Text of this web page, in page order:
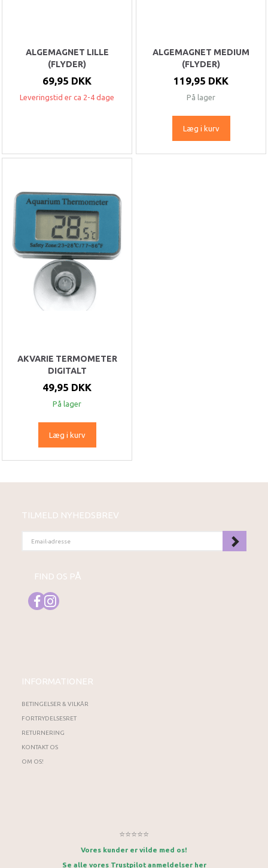
ALGEMAGNET LILLE
(FLYDER)
69,95 DKK
Leveringstid er ca 2-4 dage
ALGEMAGNET MEDIUM
(FLYDER)
119,95 DKK
På lager
Læg i kurv
AKVARIE TERMOMETER
DIGITALT
49,95 DKK
På lager
Læg i kurv
TILMELD NYHEDSBREV
ADRESSE
FIND OS PÅ
INFORMATIONER
BETINGELSER & VILKÅR
FORTRYDELSESRET
RETURNERING
KONTAKT OS
OM OS!
⭐⭐⭐⭐⭐
Vores kunder er vilde med os!
Se alle vores Trustpilot anmeldelser her